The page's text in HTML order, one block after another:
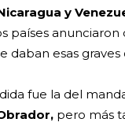
y
países anunciaron
daban esas graves
fue la del
pero más